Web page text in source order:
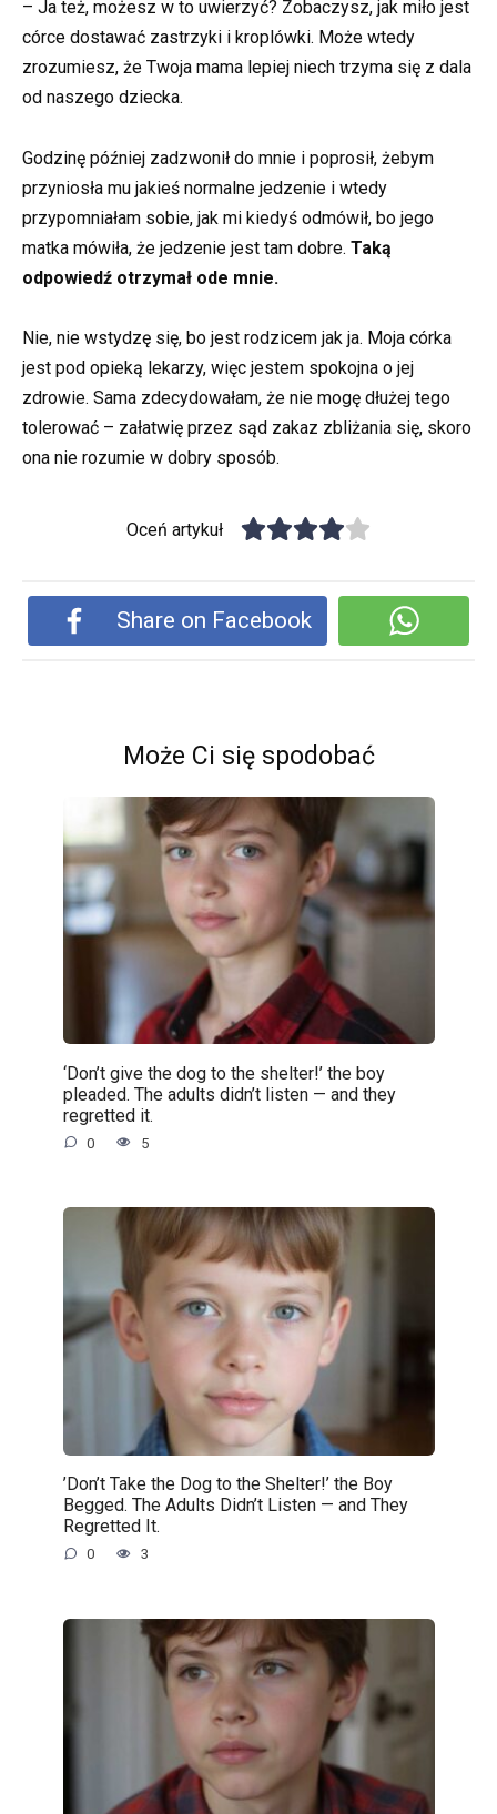
– Ja też, możesz w to uwierzyć? Zobaczysz, jak miło jest
córce dostawać zastrzyki i kroplówki. Może wtedy
zrozumiesz, że Twoja mama lepiej niech trzyma się z dala
od naszego dziecka.
Godzinę później zadzwonił do mnie i poprosił, żebym
przyniosła mu jakieś normalne jedzenie i wtedy
przypomniałam sobie, jak mi kiedyś odmówił, bo jego
matka mówiła, że jedzenie jest tam dobre. Taką
odpowiedź otrzymał ode mnie.
Nie, nie wstydzę się, bo jest rodzicem jak ja. Moja córka
jest pod opieką lekarzy, więc jestem spokojna o jej
zdrowie. Sama zdecydowałam, że nie mogę dłużej tego
tolerować – załatwię przez sąd zakaz zbliżania się, skoro
ona nie rozumie w dobry sposób.
Oceń artykuł
Share on Facebook
Może Ci się spodobać
‘Don’t give the dog to the shelter!’ the boy
pleaded. The adults didn’t listen — and they
regretted it.
0 5
’Don’t Take the Dog to the Shelter!’ the Boy
Begged. The Adults Didn’t Listen — and They
Regretted It.
0 3